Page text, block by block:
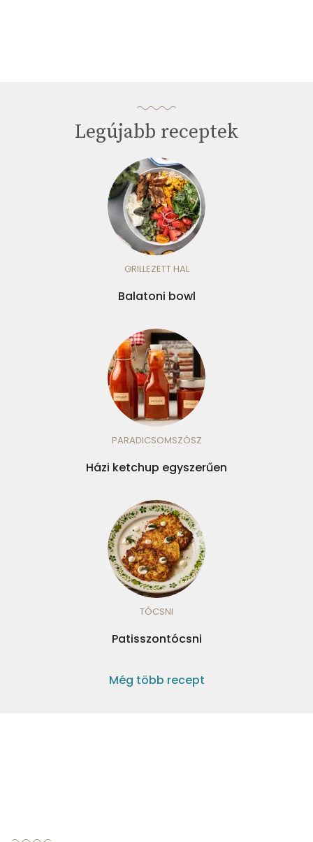
Legújabb receptek
GRILLEZETT HAL
Balatoni bowl
PARADICSOMSZÓSZ
Házi ketchup egyszerűen
TÓCSNI
Patisszontócsni
Még több recept